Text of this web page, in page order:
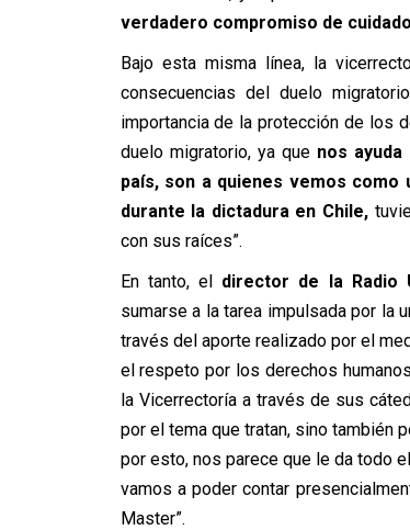
verdadero compromiso de
Bajo esta misma línea, la
consecuencias del duelo
importancia de la protección de los
duelo migratorio, ya quenos ayuda
país, son a quienes vemos
durante la dictadura en Chile,
con sus raíces”.
En tanto, el director de la Radio
sumarse a la tarea impulsada por la
través del aporte realizado por el
el respeto por los derechos
la Vicerrectoría a través de sus
por el tema que tratan, sino también
por esto, nos parece que le da todo
vamos a poder contar
Master”.